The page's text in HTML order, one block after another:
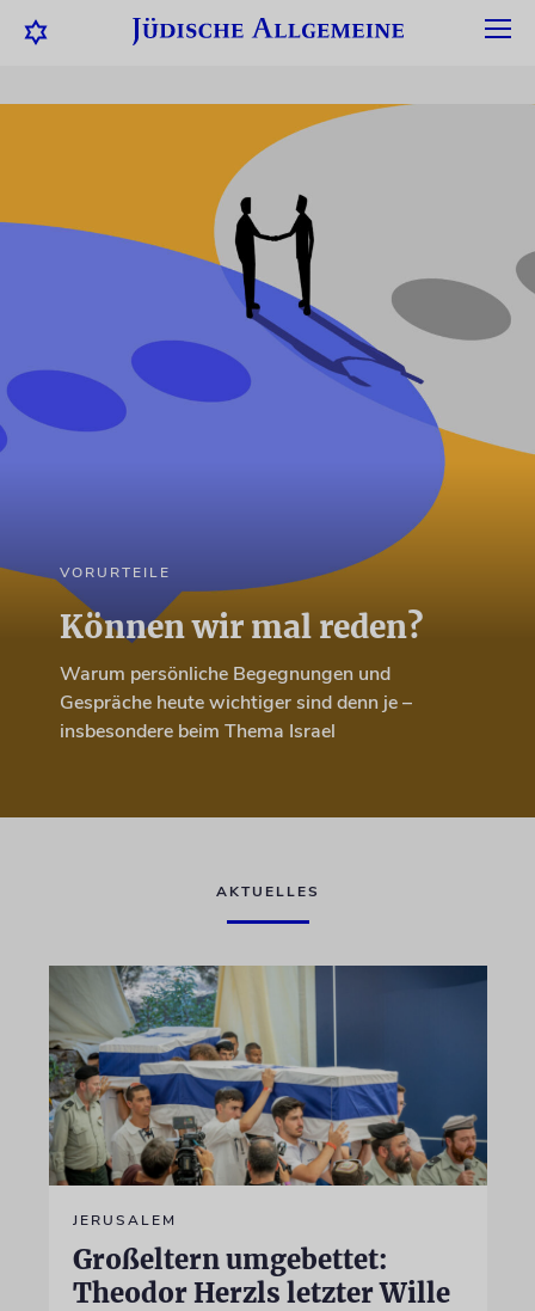
VORURTEILE
Können wir mal reden?
Warum persönliche Begegnungen und
Gespräche heute wichtiger sind denn je –
insbesondere beim Thema Israel
AKTUELLES
JERUSALEM
Großeltern umgebettet:
Theodor Herzls letzter Wille